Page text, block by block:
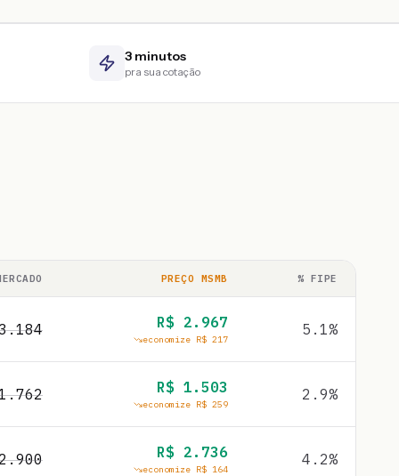
3 minutos
pra sua cotação
PREÇO MSMB % FIPE
R$ 2.967
economize R$ 217
5.1%
R$ 1.503
economize R$ 259
2.9%
R$ 2.736
economize R$ 164
4.2%